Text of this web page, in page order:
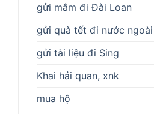
gửi mắm đi Đài Loan
gửi quà tết đi nước ngoài
gửi tài liệu đi Sing
Khai hải quan, xnk
mua hộ